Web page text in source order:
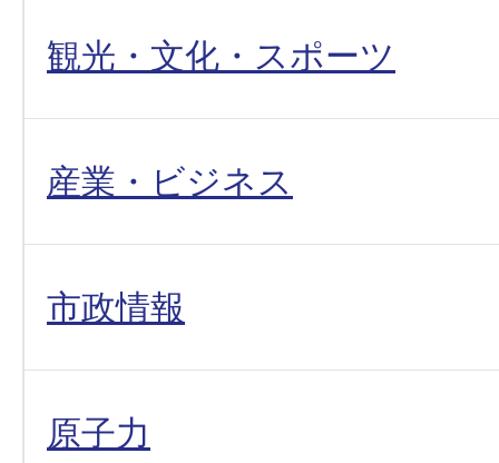
観光・文化・スポーツ
産業・ビジネス
市政情報
原子力